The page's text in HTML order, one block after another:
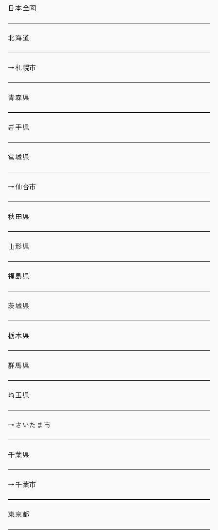
日本全図
北海道
→札幌市
青森県
岩手県
宮城県
→仙台市
秋田県
山形県
福島県
茨城県
栃木県
群馬県
埼玉県
→さいたま市
千葉県
→千葉市
東京都